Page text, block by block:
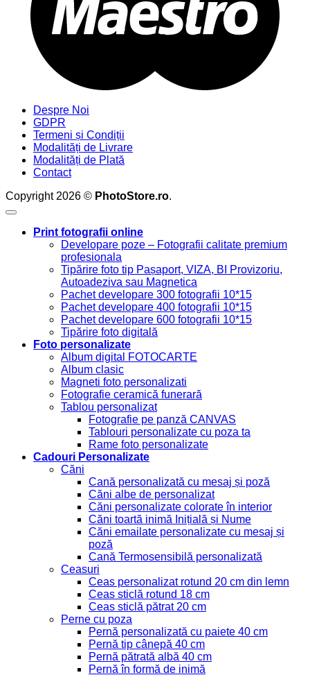
Despre Noi
GDPR
Termeni și Condiții
Modalități de Livrare
Modalități de Plată
Contact
Copyright 2026 © PhotoStore.ro.
Print fotografii online
Developare poze – Fotografii calitate premium
profesionala
Tipărire foto tip Pașaport, VIZA, BI Provizoriu,
Autoadeziva sau Magnetica
Pachet developare 300 fotografii 10*15
Pachet developare 400 fotografii 10*15
Pachet developare 600 fotografii 10*15
Tipărire foto digitală
Foto personalizate
Album digital FOTOCARTE
Album clasic
Magneti foto personalizati
Fotografie ceramică funerară
Tablou personalizat
Fotografie pe panză CANVAS
Tablouri personalizate cu poza ta
Rame foto personalizate
Cadouri Personalizate
Căni
Cană personalizată cu mesaj și poză
Căni albe de personalizat
Căni personalizate colorate în interior
Căni toartă inimă Inițială și Nume
Căni emailate personalizate cu mesaj și
poză
Cană Termosensibilă personalizată
Ceasuri
Ceas personalizat rotund 20 cm din lemn
Ceas sticlă rotund 18 cm
Ceas sticlă pătrat 20 cm
Perne cu poza
Pernă personalizată cu paiete 40 cm
Pernă tip cânepă 40 cm
Pernă pătrată albă 40 cm
Pernă în formă de inimă